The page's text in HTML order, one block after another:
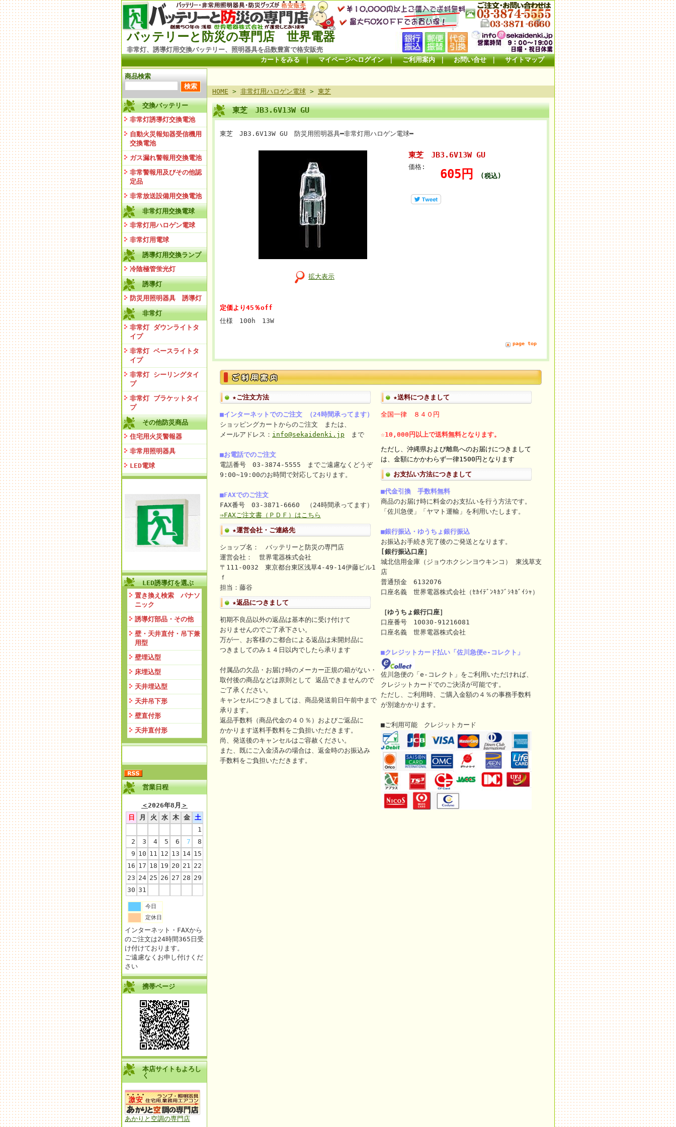
バッテリーと防災の専門店 世界電器
非常灯、誘導灯用交換バッテリー、照明器具を品数豊富で格安販売
カートをみる｜ マイページへログイン｜ ご利用案内｜ お問い合せ｜ サイトマップ
商品検索
交換バッテリー
非常灯誘導灯交換電池
自動火災報知器受信機用
交換電池
ガス漏れ警報用交換電池
非常警報用及びその他認
定品
非常放送設備用交換電池
非常灯用交換電球
非常灯用ハロゲン電球
非常灯用電球
誘導灯用交換ランプ
冷陰極管蛍光灯
誘導灯
防災用照明器具 誘導灯
非常灯
非常灯 ダウンライトタ
イプ
非常灯 ベースライトタ
イプ
非常灯 シーリングタイ
プ
非常灯 ブラケットタイ
プ
その他防災商品
住宅用火災警報器
非常用照明器具
LED電球
LED誘導灯を選ぶ
置き換え検索 パナソ
ニック
誘導灯部品・その他
壁・天井直付・吊下兼
用型
壁埋込型
床埋込型
天井埋込型
天井吊下形
壁直付形
天井直付形
営業日程
＜2026年8月 ＞
日
月 火 水 木 金
土
1
2
3 4 5 6 7
8
9 10 11 12 13 14 15
16 17 18 19 20 21 22
23 24 25 26 27 28 29
30 31
今日
定休日
インターネット・FAXから
のご注文は24時間365日受
け付けております。
ご遠慮なくお申し付けくだ
さい
携帯ページ
本店サイトもよろし
く
あかりと空調の専門店
HOME > 非常灯用ハロゲン電球 > 東芝
東芝 JB3.6V13W GU
東芝 JB3.6V13W GU 防災用照明器具━非常灯用ハロゲン電球━
拡大表示
東芝 JB3.6V13W GU
価格:
605円 (税込)
定価より45％off
仕様 100h 13W
page top
★ご注文方法
■インターネットでのご注文 （24時間承ってます）
ショッピングカートからのご注文 または、
メールアドレス： info@sekaidenki.jp まで
■お電話でのご注文
電話番号 03-3874-5555 までご遠慮なくどうぞ
9:00~19:00のお時間で対応しております。
■FAXでのご注文
FAX番号 03-3871-6660 （24時間承ってます）
⇒FAXご注文書（ＰＤＦ）はこちら
★運営会社・ご連絡先
ショップ名： バッテリーと防災の専門店
運営会社： 世界電器株式会社
〒111-0032 東京都台東区浅草4-49-14伊藤ビル1
ｆ
担当：藤谷
★返品につきまして
初期不良品以外の返品は基本的に受け付けて
おりませんのでご了承下さい。
万が一、お客様のご都合による返品は未開封品に
つきましてのみ１４日以内でしたら承ります
付属品の欠品・お届け時のメーカー正規の箱がない・
取付後の商品などは原則として 返品できませんので
ご了承ください。
キャンセルにつきましては、商品発送前日午前中まで
承ります。
返品手数料（商品代金の４０％）およびご返品に
かかります送料手数料をご負担いただきます。
尚、発送後のキャンセルはご容赦ください。
また、既にご入金済みの場合は、返金時のお振込み
手数料をご負担いただきます。
★送料につきまして
全国一律 ８４０円
☆10,000円以上で送料無料となります。
ただし、沖縄県および離島へのお届けにつきまして
は、金額にかかわらず一律1500円となります
お支払い方法につきまして
■代金引換 手数料無料
商品のお届け時に料金のお支払いを行う方法です。
「佐川急便」「ヤマト運輸」を利用いたします。
■銀行振込・ゆうちょ銀行振込
お振込お手続き完了後のご発送となります。
[銀行振込口座］
城北信用金庫（ジョウホクシンヨウキンコ） 東浅草支
店
普通預金 6132076
口座名義 世界電器株式会社（ｾｶｲﾃﾞﾝｷｶﾌﾞｼｷｶﾞｲｼｬ）
［ゆうちょ銀行口座］
口座番号 10030-91216081
口座名義 世界電器株式会社
■クレジットカード払い「佐川急便e-コレクト」
佐川急便の「e-コレクト」をご利用いただければ、
クレジットカードでのご決済が可能です。
ただし、ご利用時、ご購入金額の４％の事務手数料
が別途かかります。
■ご利用可能 クレジットカード